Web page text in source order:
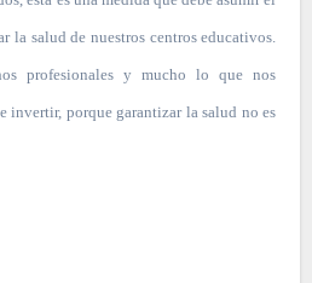
la salud de nuestros centros educativos.
profesionales y mucho lo que nos
invertir, porque garantizar la salud no es